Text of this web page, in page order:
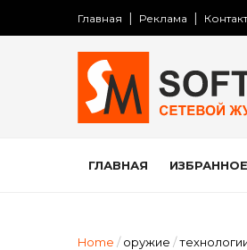
Главная Реклама
ГЛАВНАЯ ИЗБРАННОЕ
Home / оружие /